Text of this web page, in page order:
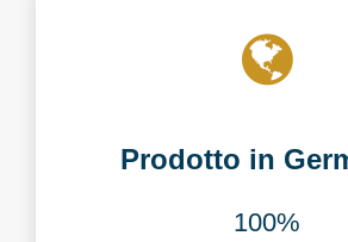
Prodotto in
100%